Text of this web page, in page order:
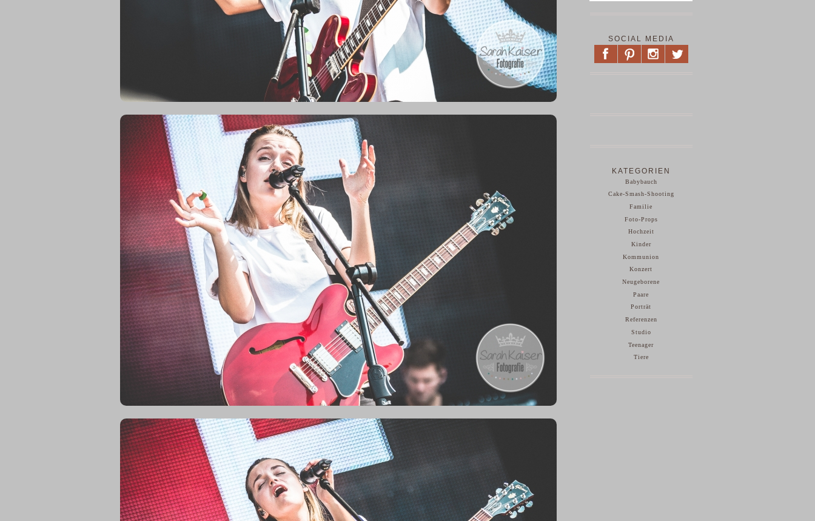
SOCIAL MEDIA
KATEGORIEN
Babybauch
Cake-Smash-Shooting
Familie
Foto-Props
Hochzeit
Kinder
Kommunion
Konzert
Neugeborene
Paare
Porträt
Referenzen
Studio
Teenager
Tiere